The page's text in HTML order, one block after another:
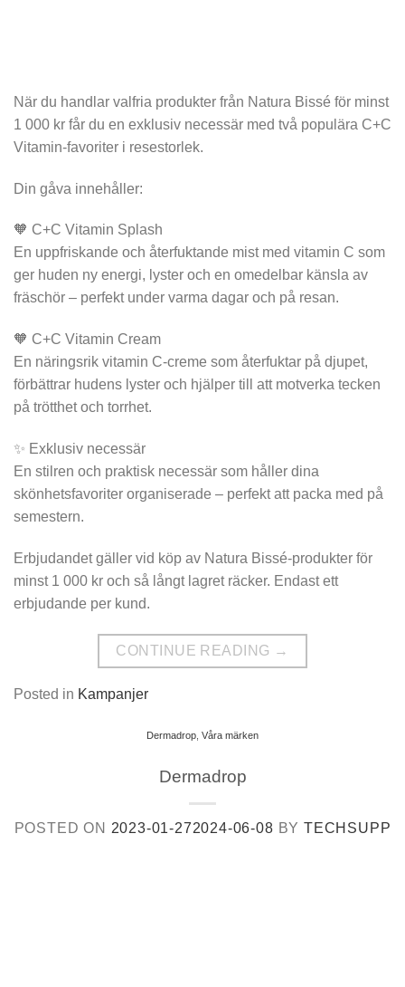
När du handlar valfria produkter från Natura Bissé för minst
1 000 kr får du en exklusiv necessär med två populära C+C
Vitamin-favoriter i resestorlek.
Din gåva innehåller:
🧡 C+C Vitamin Splash
En uppfriskande och återfuktande mist med vitamin C som
ger huden ny energi, lyster och en omedelbar känsla av
fräschör – perfekt under varma dagar och på resan.
🧡 C+C Vitamin Cream
En näringsrik vitamin C-creme som återfuktar på djupet,
förbättrar hudens lyster och hjälper till att motverka tecken
på trötthet och torrhet.
✨ Exklusiv necessär
En stilren och praktisk necessär som håller dina
skönhetsfavoriter organiserade – perfekt att packa med på
semestern.
Erbjudandet gäller vid köp av Natura Bissé-produkter för
minst 1 000 kr och så långt lagret räcker. Endast ett
erbjudande per kund.
CONTINUE READING →
Posted in Kampanjer
Dermadrop Våra märken
Dermadrop
POSTED ON 2023-01-272024-06-08 BY TECHSUPP